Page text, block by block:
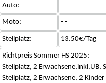
Auto: - -
Moto: - -
Stellplatz: 13.50€/Tag
Richtpreis Sommer HS 2025:
Stellplatz, 2 Erwachsene,inkl.UB,
Stellplatz, 2 Erwachsene, 2